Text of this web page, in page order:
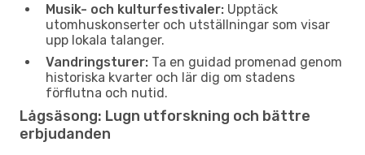
Musik- och kulturfestivaler: Upptäck
utomhuskonserter och utställningar som visar
upp lokala talanger.
Vandringsturer: Ta en guidad promenad genom
historiska kvarter och lär dig om stadens
förflutna och nutid.
Lågsäsong: Lugn utforskning och bättre
erbjudanden